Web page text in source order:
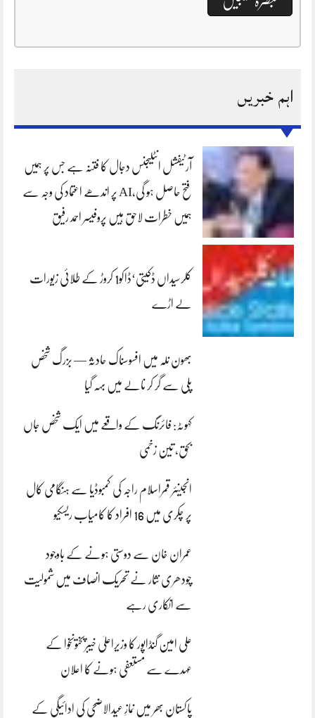
اہم خبریں
آرٹیفشل انٹلیجنس دجال کا فتنہ ہے جس پر ہمیں
فتح حاصل ہو گی،AI پر اندھے اعتماد کی وجہ سے
ہمیں خطرات لاحق ہیں پروفیسر احمد رفیق
کلرسیداں ڈکیتی‘ڈاکو1 کروڑ کے طلائی زیورات
لے اڑے
بھون نلہ میں افسوسناک حادثہ — بزرگ شخص
پلی سے گر کر نالے میں بہہ گیا
کہوٹہ: فائرنگ کے واقعے میں ایک شخص جاں
بحق، تین زخمی
انجینئر قمراسلام راجہ کی کمبوڈیا سے ہنگامی کال
پر چکری میں 16 افراد کا کامیاب ریسکیو
عمران خان سے دوستی ہونے کے باوجود
چودھری نثار نے تحریک انصاف میں شمولیت
سے انکاری رہے
علی امین گنڈاپور کا وزیراعلیٰ خیبرپختونخوا کے
عہدے سے مستعفی ہونے کا اعلان
پاکستان بھر میں نمازِ عیدالاضحی کی ادائیگی کے